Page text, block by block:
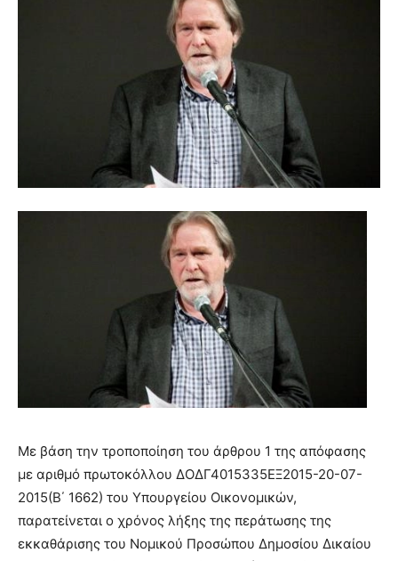
Με βάση την τροποποίηση του άρθρου 1 της απόφασης
με αριθμό πρωτοκόλλου ΔΟΔΓ4015335ΕΞ2015-20-07-
2015(Β΄ 1662) του Υπουργείου Οικονομικών,
παρατείνεται ο χρόνος λήξης της περάτωσης της
εκκαθάρισης του Νομικού Προσώπου Δημοσίου Δικαίου